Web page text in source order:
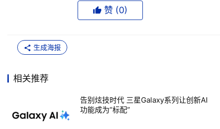
赞 (0)
生成海报
相关推荐
告别炫技时代 三星Galaxy系列让创新AI
功能成为“标配”